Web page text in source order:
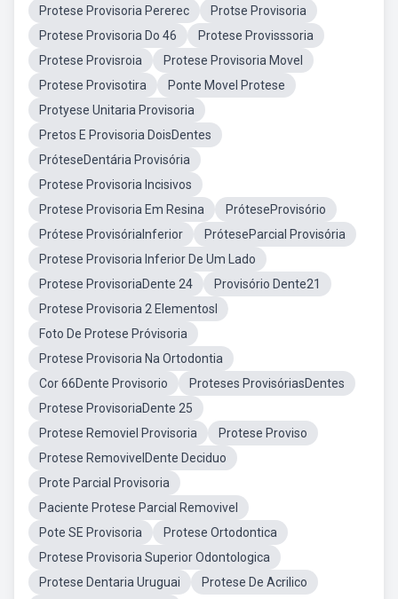
Protese Provisoria Pererec
Protse Provisoria
Protese Provisoria Do 46
Protese Provisssoria
Protese Provisroia
Protese Provisoria Movel
Protese Provisotira
Ponte Movel Protese
Protyese Unitaria Provisoria
Pretos E Provisoria DoisDentes
PróteseDentária Provisória
Protese Provisoria Incisivos
Protese Provisoria Em Resina
PróteseProvisório
Prótese ProvisóriaInferior
PróteseParcial Provisória
Protese Provisoria Inferior De Um Lado
Protese ProvisoriaDente 24
Provisório Dente21
Protese Provisoria 2 Elementosl
Foto De Protese Próvisoria
Protese Provisoria Na Ortodontia
Cor 66Dente Provisorio
Proteses ProvisóriasDentes
Protese ProvisoriaDente 25
Protese Removiel Provisoria
Protese Proviso
Protese RemovivelDente Deciduo
Prote Parcial Provisoria
Paciente Protese Parcial Removivel
Pote SE Provisoria
Protese Ortodontica
Protese Provisoria Superior Odontologica
Protese Dentaria Uruguai
Protese De Acrilico